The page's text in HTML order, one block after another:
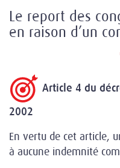
Le report des
en raison d’un
Article 4 du
2002
En vertu de cet article,
à aucune indemnité